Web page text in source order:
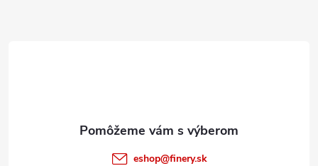
eshop@finery.sk